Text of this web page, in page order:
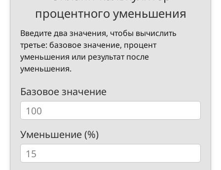
процентного уменьшения
Введите два значения, чтобы вычислить
третье: базовое значение, процент
уменьшения или результат после
уменьшения.
Базовое значение
Уменьшение (%)